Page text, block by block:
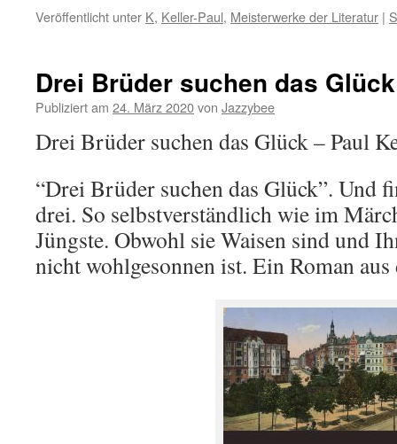
Veröffentlicht unter K, Keller-Paul, Meisterwerke der Literatur |
Drei Brüder suchen das Glück
Publiziert am 24. März 2020von Jazzybee
Drei Brüder suchen das Glück – Paul
“Drei Brüder suchen das Glück”. Und
drei. So selbstverständlich wie im
Jüngste. Obwohl sie Waisen sind und
nicht wohlgesonnen ist. Ein Roman